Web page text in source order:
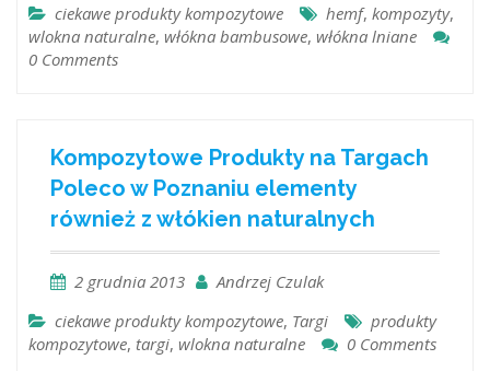
ciekawe produkty kompozytowe hemf, kompozyty,
wlokna naturalne, włókna bambusowe, włókna lniane
0 Comments
Kompozytowe Produkty na Targach
Poleco w Poznaniu elementy
również z włókien naturalnych
2 grudnia 2013
Andrzej Czulak
ciekawe produkty kompozytowe, Targi
produkty
kompozytowe, targi, wlokna naturalne 0 Comments